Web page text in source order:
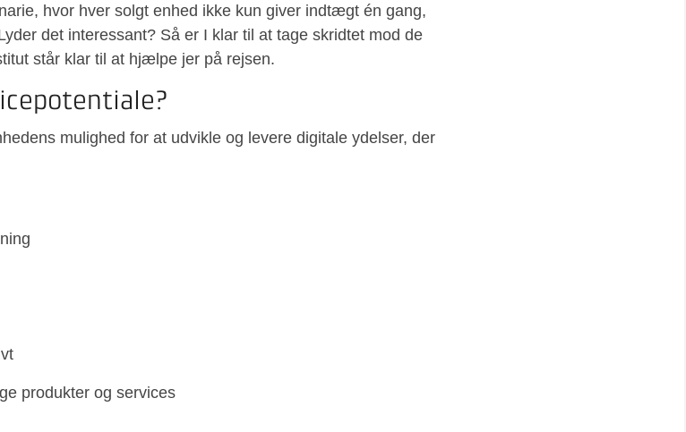
hvor hver solgt enhed ikke kun giver indtægt én gang,
det interessant? Så er I klar til at tage skridtet mod de
står klar til at hjælpe jer på rejsen.
mulighed for at udvikle og levere digitale ydelser, der
produkter og services